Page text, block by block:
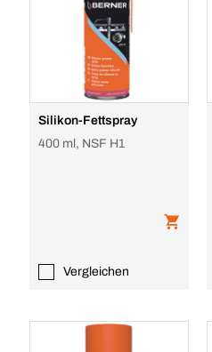
Silikon-Fettspray
400 ml, NSF H1
Vergleichen